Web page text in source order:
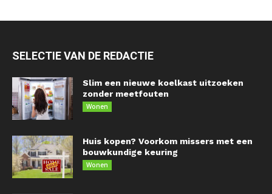
SELECTIE VAN DE REDACTIE
Slim een nieuwe koelkast uitzoeken
zonder meetfouten
Wonen
Huis kopen? Voorkom missers met een
bouwkundige keuring
Wonen